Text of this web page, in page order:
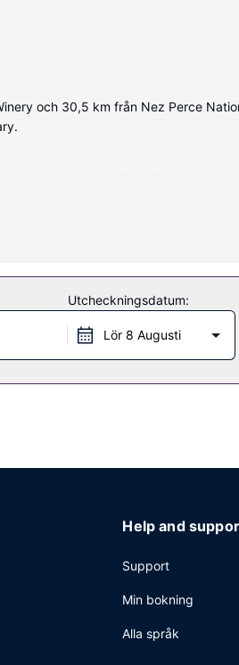
och 30,5 km från Nez Perce
Utcheckningsdatum:
Lör 8 Augusti
Help and
Support
Min bokning
Alla språk